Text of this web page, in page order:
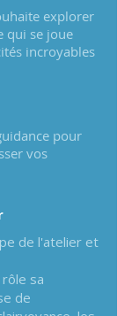
explorer
qui se joue
incroyables
pour
vos
de l'atelier et
sa
de